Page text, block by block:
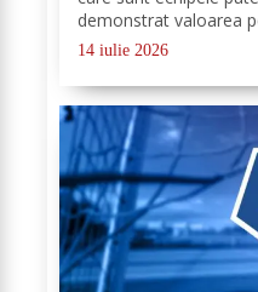
demonstrat valoarea
români care urmăresc
14 iulie 2026